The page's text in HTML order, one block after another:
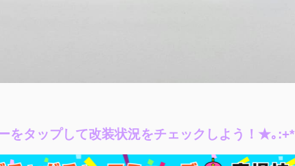
をタップして改装状況をチェックしよう！★｡:+*